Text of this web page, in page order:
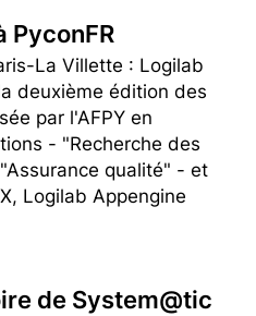
PyconFR
La Villette : Logilab
deuxième édition des
par l'AFPY en
- "Recherche des
qualité" - et
Logilab Appengine
de System@tic